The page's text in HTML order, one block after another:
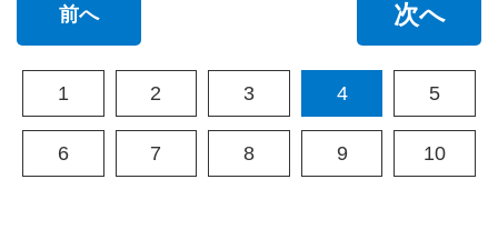
前へ 次へ
1 2 3 4 5
6 7 8 9 10